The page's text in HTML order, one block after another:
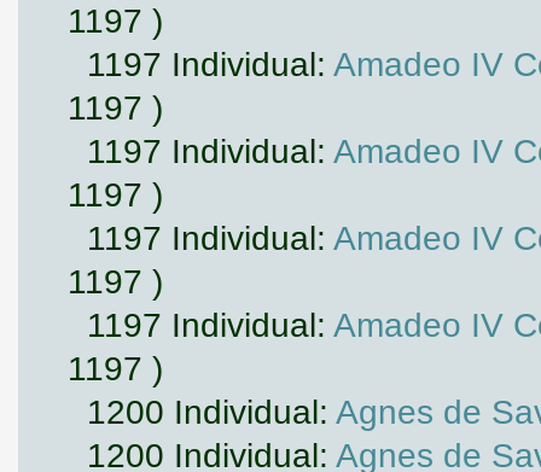
1197 )
1197 Individual: Amadeo IV
1197 )
1197 Individual: Amadeo IV
1197 )
1197 Individual: Amadeo IV
1197 )
1197 Individual: Amadeo IV
1197 )
1200 Individual: Agnes de
1200 Individual: Agnes de